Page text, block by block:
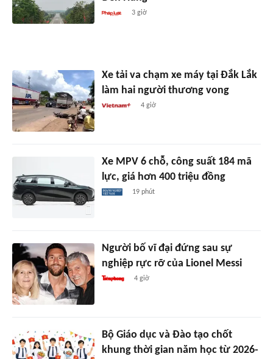
3 giờ
Xe tải va chạm xe máy tại Đắk Lắk
làm hai người thương vong
4 giờ
Xe MPV 6 chỗ, công suất 184 mã
lực, giá hơn 400 triệu đồng
19 phút
Người bố vĩ đại đứng sau sự
nghiệp rực rỡ của Lionel Messi
4 giờ
Bộ Giáo dục và Đào tạo chốt
khung thời gian năm học từ 2026-